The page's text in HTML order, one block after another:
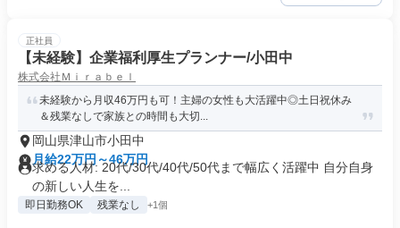
正社員
【未経験】企業福利厚生プランナー/小田中
株式会社Ｍｉｒａｂｅｌ
未経験から月収46万円も可！主婦の女性も大活躍中◎土日祝休み
＆残業なしで家族との時間も大切...
岡山県津山市小田中
月給22万円～46万円
求める人材: 20代/30代/40代/50代まで幅広く活躍中 自分自身
の新しい人生を...
即日勤務OK 残業なし +1個